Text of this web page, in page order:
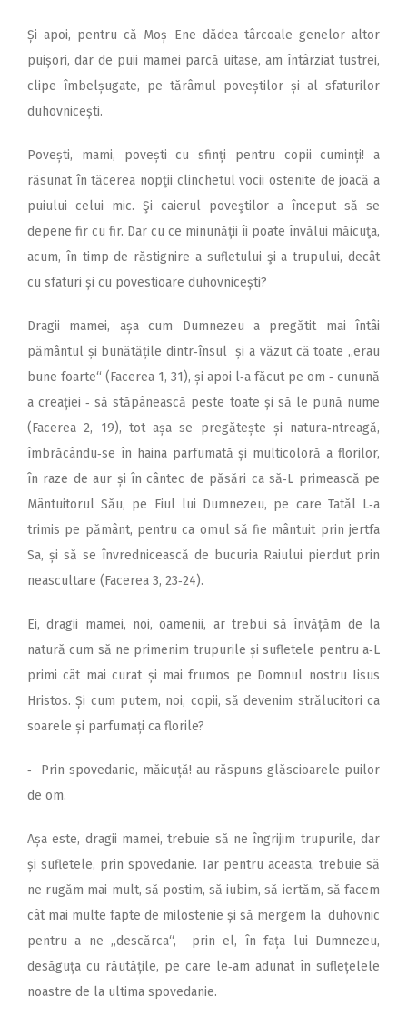
Și apoi, pentru că Moș Ene dădea târcoale genelor altor
puișori, dar de puii mamei parcă uitase, am întârziat tustrei,
clipe îmbelșugate, pe tărâmul poveștilor și al sfaturilor
duhovnicești.
Povești, mami, povești cu sfinți pentru copii cuminți! a
răsunat în tăcerea nopţii clinchetul vocii ostenite de joacă a
puiului celui mic. Şi caierul poveştilor a început să se
depene fir cu fir. Dar cu ce minunății îi poate învălui măicuţa,
acum, în timp de răstignire a sufletului şi a trupului, decât
cu sfaturi și cu povestioare duhovnicești?
Dragii mamei, așa cum Dumnezeu a pregătit mai întâi
pământul și bunătățile dintr‑însul și a văzut că toate ,,erau
bune foarte“ (Facerea 1, 31), și apoi l‑a făcut pe om ‑ cunună
a creației ‑ să stăpânească peste toate și să le pună nume
(Facerea 2, 19), tot așa se pregătește și natura‑ntreagă,
îmbrăcându‑se în haina parfumată și multicoloră a florilor,
în raze de aur și în cântec de păsări ca să‑L primească pe
Mântuitorul Său, pe Fiul lui Dumnezeu, pe care Tatăl L‑a
trimis pe pământ, pentru ca omul să fie mântuit prin jertfa
Sa, și să se învrednicească de bucuria Raiului pierdut prin
neascultare (Facerea 3, 23‑24).
Ei, dragii mamei, noi, oamenii, ar trebui să învățăm de la
natură cum să ne primenim trupurile și sufletele pentru a‑L
primi cât mai curat și mai frumos pe Domnul nostru Iisus
Hristos. Și cum putem, noi, copii, să devenim strălucitori ca
soarele și parfumați ca florile?
‑ Prin spovedanie, măicuță! au răspuns glăscioarele puilor
de om.
Așa este, dragii mamei, trebuie să ne îngrijim trupurile, dar
și sufletele, prin spovedanie. Iar pentru aceasta, trebuie să
ne rugăm mai mult, să postim, să iubim, să iertăm, să facem
cât mai multe fapte de milostenie și să mergem la duhovnic
pentru a ne „descărca“, prin el, în fața lui Dumnezeu,
desăguța cu răutățile, pe care le‑am adunat în suflețelele
noastre de la ultima spovedanie.